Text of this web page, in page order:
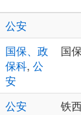
公安
国保、政
保科, 公
安
国
公安
铁